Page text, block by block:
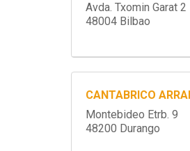
Avda. Txomin Garat 2
48004 Bilbao
CANTABRICO
Montebideo Etrb. 9
48200 Durango